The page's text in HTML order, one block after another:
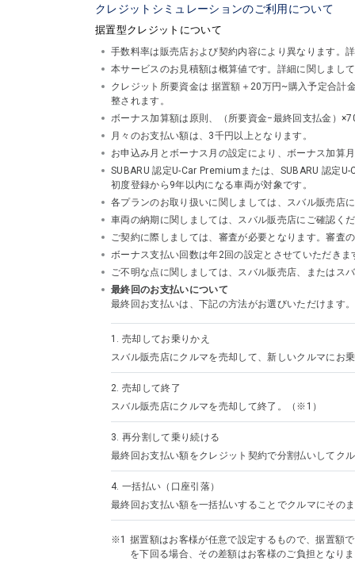
クレジットシミュレーションのご利用について
据置型クレジットについて
手数料率は販売店および契約内容により異なります。
本サービスのお見積額は概算値です。詳細に関しまし
クレジット所要資金は 据置額＋20万円~購入予定合計
整されます。
ボーナス加算額は原則、（所要資金−最終回支払金）
月々のお支払い額は、3千円以上となります。
お申込み月とボーナス月の設定により、ボーナス加算
SUBARU 認定U-Car Premiumまたは、SUBARU 認定
初度登録から9年以内になる車両が対象です。
各プランのお取り扱いに関しましては、スバル販売店
車両の納期に関しましては、スバル販売店にご確認く
ご契約に際しましては、審査が必要となります。審査
ボーナス支払い回数は年2回の設定とさせていただきま
ご不明な点に関しましては、スバル販売店、またはス
最終回のお支払いについて
最終回お支払いは、下記の方法がお選びいただけます。
1. 売却してお乗りかえ
スバル販売店にクルマを売却して、新しいクルマにお
2. 売却して終了
スバル販売店にクルマを売却して終了。（※1）
3. 再分割して乗り続ける
最終回お支払い額をクレジット契約で分割払いしてク
4. 一括払い（口座引落）
最終回お支払い額を一括払いすることでクルマにその
据置額はお客様が任意で設定するもので、据置額
を下回る場合、その差額はお客様のご負担となり